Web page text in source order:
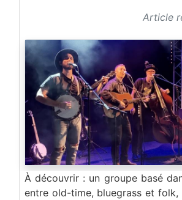
Article
À découvrir : un groupe basé
entre old-time, bluegrass et folk,